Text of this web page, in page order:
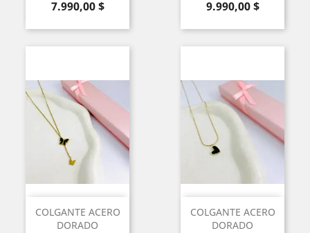
Precio
7.990,00 $ Precio
9.990,00 $
COLGANTE ACERO
DORADO
COLGANTE ACERO
DORADO